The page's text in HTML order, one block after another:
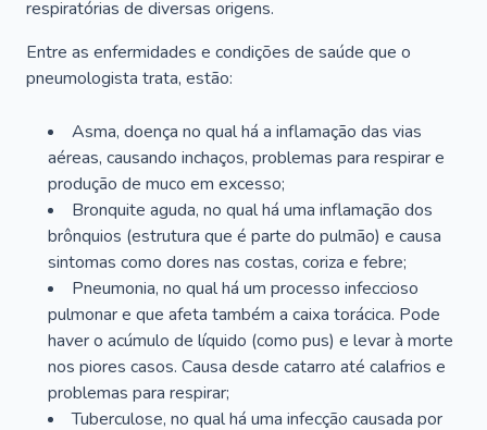
respiratórias de diversas origens.
Entre as enfermidades e condições de saúde que o
pneumologista trata, estão:
Asma, doença no qual há a inflamação das vias
aéreas, causando inchaços, problemas para respirar e
produção de muco em excesso;
Bronquite aguda, no qual há uma inflamação dos
brônquios (estrutura que é parte do pulmão) e causa
sintomas como dores nas costas, coriza e febre;
Pneumonia, no qual há um processo infeccioso
pulmonar e que afeta também a caixa torácica. Pode
haver o acúmulo de líquido (como pus) e levar à morte
nos piores casos. Causa desde catarro até calafrios e
problemas para respirar;
Tuberculose, no qual há uma infecção causada por